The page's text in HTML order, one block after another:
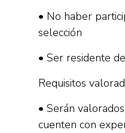
• No haber
selección
• Ser residente
Requisitos
• Serán
cuenten con